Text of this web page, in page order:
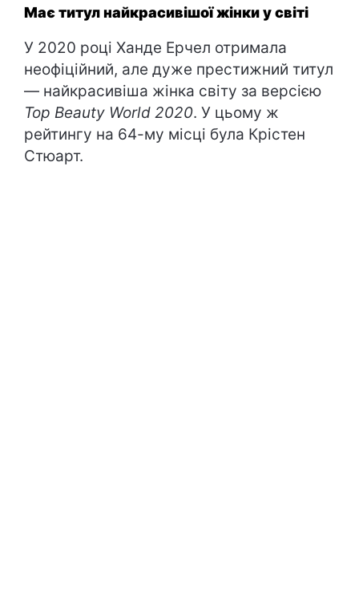
Має титул найкрасивішої жінки у світі
У 2020 році Ханде Ерчел отримала
неофіційний, але дуже престижний титул
— найкрасивіша жінка світу за версією
Top Beauty World 2020. У цьому ж
рейтингу на 64-му місці була Крістен
Стюарт.